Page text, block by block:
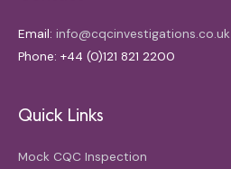
Email: info@cqcinvestigations.co.uk
Phone: +44 (0)121 821 2200
Quick Links
Mock CQC Inspection